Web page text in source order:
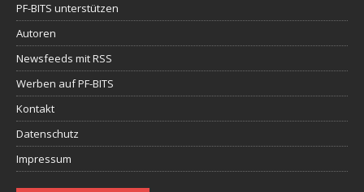
PF-BITS unterstützen
Autoren
Newsfeeds mit RSS
Werben auf PF-BITS
Kontakt
Datenschutz
Impressum